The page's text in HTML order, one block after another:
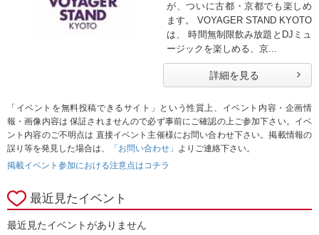
が、ついに古都・京都でも楽しめ
ます。 VOYAGER STAND KYOTO
は、 時間無制限飲み放題とDJミュ
ージックを楽しめる、京...
詳細を見る
「イベントを無料投稿できるサイト」という性質上、イベント内容・企画情
報・画像内容は 保証されませんので必ず事前にご確認の上ご参加下さい。イベ
ント内容のご不明点は 直接イベント主催様にお問い合わせ下さい。掲載情報の
誤り等を発見した場合は、
「お問い合わせ」 よりご連絡下さい。
掲載イベント参加における注意点はコチラ
最近見たイベント
最近見たイベントがありません